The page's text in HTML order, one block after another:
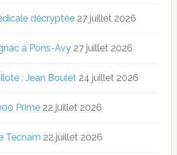
décryptée 27 juillet 2026
à Pons-Avy 27 juillet 2026
: Jean Boulet 24 juillet 2026
Prime 22 juillet 2026
Tecnam 22 juillet 2026